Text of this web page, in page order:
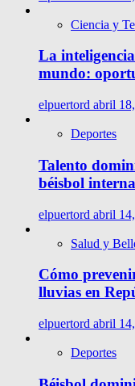
Ciencia y
La
mundo:
elpuertord abril
Deportes
Talento
béisbol
elpuertord abril
Salud y
Cómo
lluvias en
elpuertord abril
Deportes